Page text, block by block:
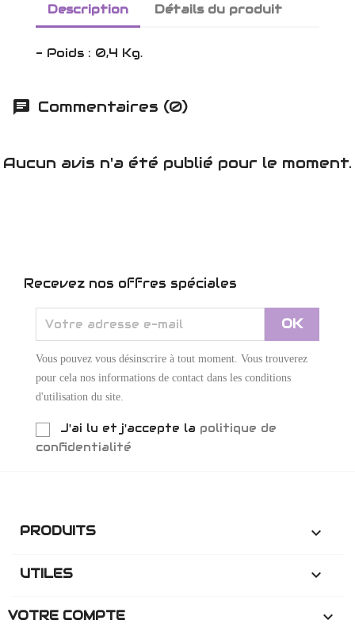
Description Détails du produit
- Poids : 0,4 Kg.
Commentaires (0)
Aucun avis n'a été publié pour le moment.
Recevez nos offres spéciales
Vous pouvez vous désinscrire à tout moment. Vous trouverez
pour cela nos informations de contact dans les conditions
d'utilisation du site.
J'ai lu et j'accepte la politique de
confidentialité
PRODUITS 
UTILES 
VOTRE COMPTE 